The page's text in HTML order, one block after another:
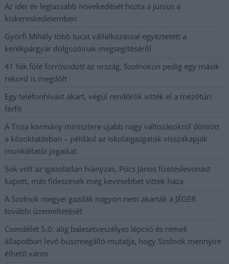
Az idei év leglassabb növekedését hozta a június a
kiskereskedelemben
Györfi Mihály több tucat vállalkozással egyeztetett a
kerékpárgyár dolgozóinak megsegítéséről
41 fok fölé forrósodott az ország, Szolnokon pedig egy másik
rekord is megdőlt
Egy telefonhívást akart, végül rendőrök vitték el a mezőtúri
férfit
A Tisza kormány minisztere újabb nagy változásokról döntött
a közoktatásban – például az iskolaigazgatók visszakapják
munkáltatói jogaikat
Sok volt az igazolatlan hiányzás, Pócs János fizetéslevonást
kapott, más fideszesek még kevesebbet vittek haza
A Szolnok megyei gazdák nagyon nem akarták a JÉGER
további üzemeltetését
Csendélet 5.0: alig balesetveszélyes lépcső és remek
állapotban levő buszmegálló mutatja, hogy Szolnok mennyire
élhető város